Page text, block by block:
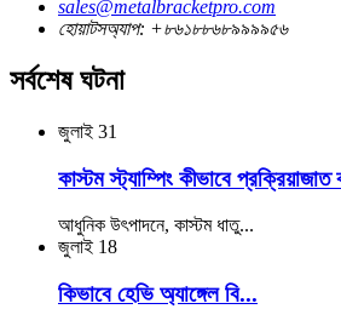
sales@metalbracketpro.com
হোয়াটসঅ্যাপ: +৮৬১৮৮৬৮৯৯৯৯৫৬
সর্বশেষ ঘটনা
জুলাই 31
কাস্টম স্ট্যাম্পিং কীভাবে
আধুনিক উৎপাদনে, কাস্টম ধাতু...
জুলাই 18
কিভাবে হেভি অ্যাঙ্গেল বি...